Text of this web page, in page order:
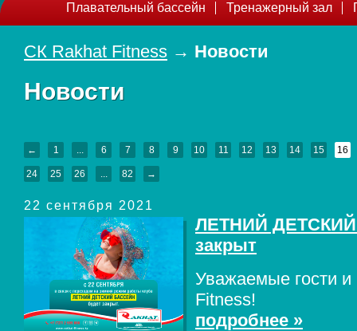
Плавательный бассейн Тренажерный зал
СК Rakhat Fitness → Новости
Новости
← 1 ... 6 7 8 9 10 11 12 13 14 15 16
24 25 26 ... 82 →
22 сентября 2021
ЛЕТНИЙ
закрыт
Уважаемые гости
Fitness!
подробнее »